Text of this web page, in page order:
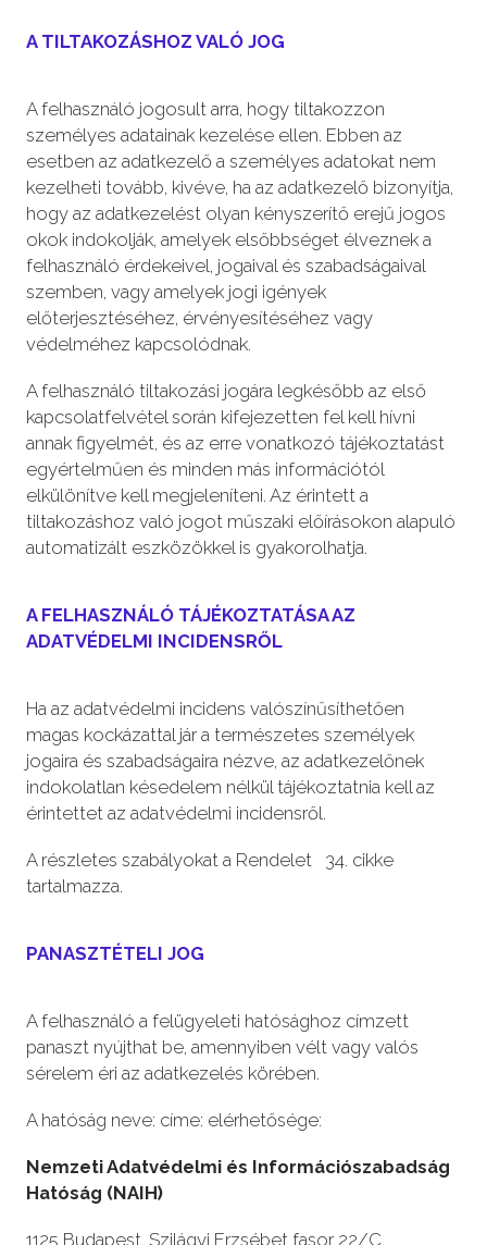
A TILTAKOZÁSHOZ VALÓ JOG
A felhasználó jogosult arra, hogy tiltakozzon
személyes adatainak kezelése ellen. Ebben az
esetben az adatkezelő a személyes adatokat nem
kezelheti tovább, kivéve, ha az adatkezelő bizonyítja,
hogy az adatkezelést olyan kényszerítő erejű jogos
okok indokolják, amelyek elsőbbséget élveznek a
felhasználó érdekeivel, jogaival és szabadságaival
szemben, vagy amelyek jogi igények
előterjesztéséhez, érvényesítéséhez vagy
védelméhez kapcsolódnak.
A felhasználó tiltakozási jogára legkésőbb az első
kapcsolatfelvétel során kifejezetten fel kell hívni
annak figyelmét, és az erre vonatkozó tájékoztatást
egyértelműen és minden más információtól
elkülönítve kell megjeleníteni. Az érintett a
tiltakozáshoz való jogot műszaki előírásokon alapuló
automatizált eszközökkel is gyakorolhatja.
A FELHASZNÁLÓ TÁJÉKOZTATÁSA AZ
ADATVÉDELMI INCIDENSRŐL
Ha az adatvédelmi incidens valószínűsíthetően
magas kockázattal jár a természetes személyek
jogaira és szabadságaira nézve, az adatkezelőnek
indokolatlan késedelem nélkül tájékoztatnia kell az
érintettet az adatvédelmi incidensről.
A részletes szabályokat a Rendelet 34. cikke
tartalmazza.
PANASZTÉTELI JOG
A felhasználó a felügyeleti hatósághoz címzett
panaszt nyújthat be, amennyiben vélt vagy valós
sérelem éri az adatkezelés körében.
A hatóság neve: címe: elérhetősége:
Nemzeti Adatvédelmi és Információszabadság
Hatóság (NAIH)
1125 Budapest, Szilágyi Erzsébet fasor 22/C.